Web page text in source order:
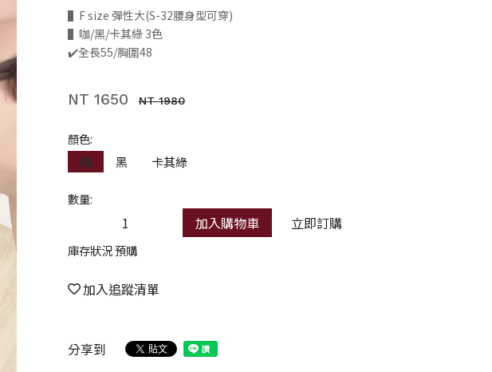
▌F size 彈性大(S-32腰身型可穿)
▌咖/黑/卡其綠 3色
✔️全長55/胸圍48
NT 1650 NT 1980
顏色:
咖
黑 卡其綠
數量:
加入購物車 立即訂購
庫存狀況 預購
加入追蹤清單
分享到